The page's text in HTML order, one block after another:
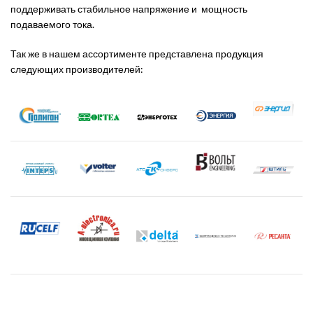
поддерживать стабильное напряжение и мощность
подаваемого тока.
Так же в нашем ассортименте представлена продукция
следующих производителей: